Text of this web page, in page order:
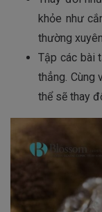
khỏe như
thường
Tập các bài
thẳng. Cùng
thể sẽ thay